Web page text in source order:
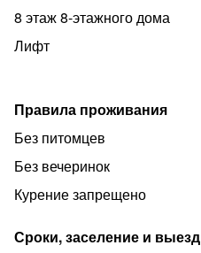
8 этаж 8-этажного дома
Лифт
Правила проживания
Без питомцев
Без вечеринок
Курение запрещено
Сроки, заселение и выезд